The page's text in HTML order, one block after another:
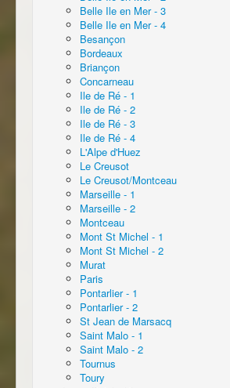
Belle Ile en Mer - 3
Belle Ile en Mer - 4
Besançon
Bordeaux
Briançon
Concarneau
Ile de Ré - 1
Ile de Ré - 2
Ile de Ré - 3
Ile de Ré - 4
L'Alpe d'Huez
Le Creusot
Le Creusot/Montceau
Marseille - 1
Marseille - 2
Montceau
Mont St Michel - 1
Mont St Michel - 2
Murat
Paris
Pontarlier - 1
Pontarlier - 2
St Jean de Marsacq
Saint Malo - 1
Saint Malo - 2
Tournus
Toury